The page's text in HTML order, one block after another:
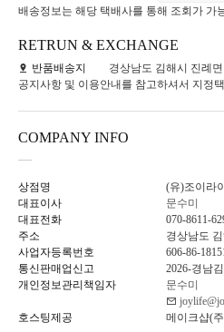
배송정보는 해당 택배사를 통해 조회가 가
RETRUN & EXCHANGE
반품배송지
경상남도 김해시 진례
공지사항 및 이용안내를 참고하셔서 지정
COMPANY INFO
상점명
(유)조이라
대표이사
문수미
대표전화
070-8611-
주소
경상남도
사업자등록번호
606-86-
통신판매업신고
2026-경남
개인정보관리책임자
문수미
호스팅제공
메이크샵(